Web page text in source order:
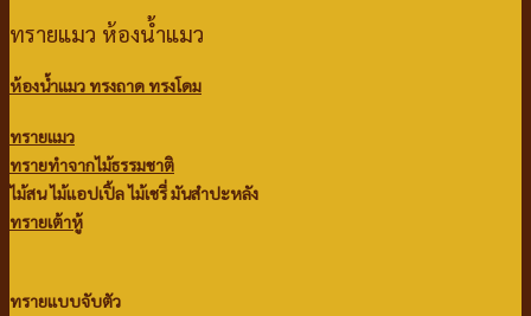
ทรายแมว ห้องน้ำแมว
ห้องน้ำแมว ทรงถาด ทรงโดม
ทรายแมว
ทรายทำจากไม้ธรรมชาติ
ไม้สนไม้แอปเปิ้ลไม้เชรี่ มันสำปะหลัง
ทรายเต้าหู้
ทรายแบบจับตัว